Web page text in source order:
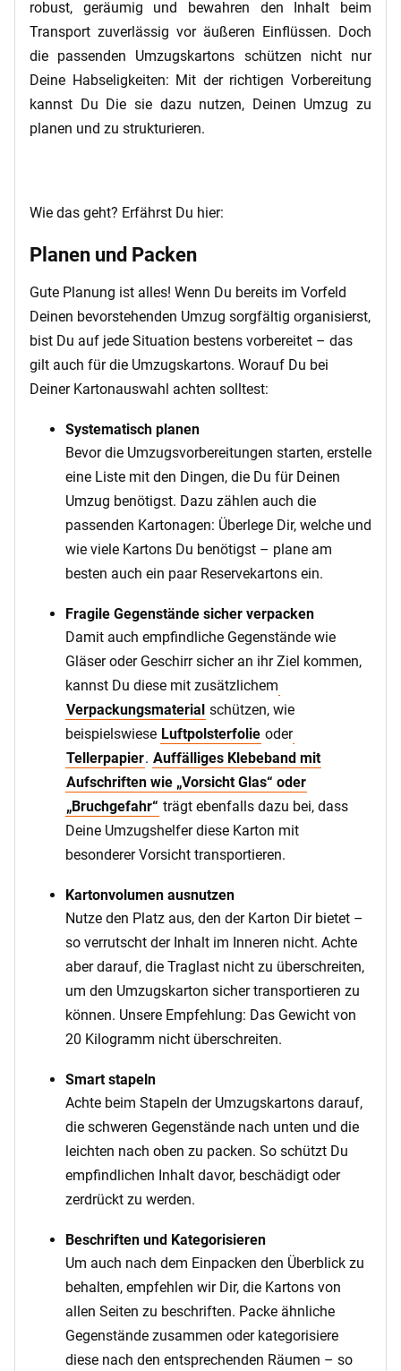
robust, geräumig und bewahren den Inhalt beim
Transport zuverlässig vor äußeren Einflüssen. Doch
die passenden Umzugskartons schützen nicht nur
Deine Habseligkeiten: Mit der richtigen Vorbereitung
kannst Du Die sie dazu nutzen, Deinen Umzug zu
planen und zu strukturieren.
Wie das geht? Erfährst Du hier:
Planen und Packen
Gute Planung ist alles! Wenn Du bereits im Vorfeld
Deinen bevorstehenden Umzug sorgfältig organisierst,
bist Du auf jede Situation bestens vorbereitet – das
gilt auch für die Umzugskartons. Worauf Du bei
Deiner Kartonauswahl achten solltest:
Systematisch planen
Bevor die Umzugsvorbereitungen starten, erstelle
eine Liste mit den Dingen, die Du für Deinen
Umzug benötigst. Dazu zählen auch die
passenden Kartonagen: Überlege Dir, welche und
wie viele Kartons Du benötigst – plane am
besten auch ein paar Reservekartons ein.
Fragile Gegenstände sicher verpacken
Damit auch empfindliche Gegenstände wie
Gläser oder Geschirr sicher an ihr Ziel kommen,
kannst Du diese mit zusätzlichem
Verpackungsmaterial schützen, wie
beispielswiese Luftpolsterfolie oder
Tellerpapier. Auffälliges Klebeband mit
Aufschriften wie „Vorsicht Glas“ oder
„Bruchgefahr“ trägt ebenfalls dazu bei, dass
Deine Umzugshelfer diese Karton mit
besonderer Vorsicht transportieren.
Kartonvolumen ausnutzen
Nutze den Platz aus, den der Karton Dir bietet –
so verrutscht der Inhalt im Inneren nicht. Achte
aber darauf, die Traglast nicht zu überschreiten,
um den Umzugskarton sicher transportieren zu
können. Unsere Empfehlung: Das Gewicht von
20 Kilogramm nicht überschreiten.
Smart stapeln
Achte beim Stapeln der Umzugskartons darauf,
die schweren Gegenstände nach unten und die
leichten nach oben zu packen. So schützt Du
empfindlichen Inhalt davor, beschädigt oder
zerdrückt zu werden.
Beschriften und Kategorisieren
Um auch nach dem Einpacken den Überblick zu
behalten, empfehlen wir Dir, die Kartons von
allen Seiten zu beschriften. Packe ähnliche
Gegenstände zusammen oder kategorisiere
diese nach den entsprechenden Räumen – so